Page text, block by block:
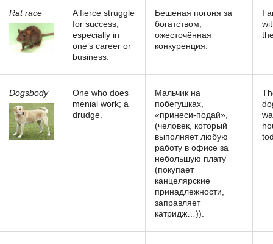
Rat race
A fierce struggle
for success,
especially in
one’s career or
business.
Бешеная погоня за
богатством,
ожесточённая
конкуренция.
I
Dogsbody
One who does
menial work; a
drudge.
Мальчик на
побегушках,
«принеси-подай»,
(человек, который
выполняет любую
работу в офисе за
небольшую плату
(покупает
канцелярские
принадлежности,
заправляет
катридж…)).